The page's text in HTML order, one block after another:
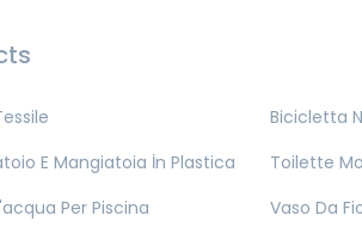
Bicicletta
E Mangiatoia İn Plastica
Toilette
Per Piscina
Vaso Da